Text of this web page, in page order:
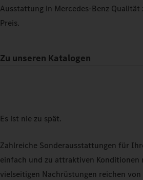
Ausstattung in Mercedes-Benz
Preis.
Zu unseren Katalogen
Es ist nie zu spät.
Zahlreiche Sonderausstattungen für
einfach und zu attraktiven Konditionen
vielseitigen Nachrüstungen reichen